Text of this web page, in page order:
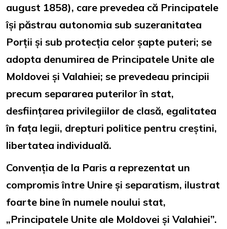
august 1858), care prevedea că Principatele
își păstrau autonomia sub suzeranitatea
Porții și sub protecția celor șapte puteri; se
adopta denumirea de Principatele Unite ale
Moldovei și Valahiei; se prevedeau principii
precum separarea puterilor în stat,
desființarea privilegiilor de clasă, egalitatea
în fața legii, drepturi politice pentru creștini,
libertatea individuală.
Convenția de la Paris a reprezentat un
compromis între Unire și separatism, ilustrat
foarte bine în numele noului stat,
„Principatele Unite ale Moldovei și Valahiei”.